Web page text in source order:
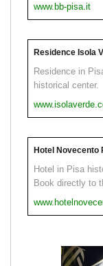
www.bb-pisa.it
Residence Isola
Residence in
historical center.
Hotel Novecento
Hotel in Pisa
Book directly to